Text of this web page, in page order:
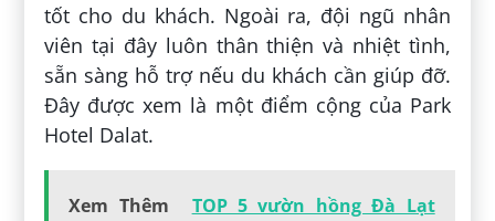
tốt cho du khách. Ngoài ra, đội ngũ nhân
viên tại đây luôn thân thiện và nhiệt tình,
sẵn sàng hỗ trợ nếu du khách cần giúp đỡ.
Đây được xem là một điểm cộng của Park
Hotel Dalat.
Xem Thêm
TOP 5 vườn hồng Đà Lạt